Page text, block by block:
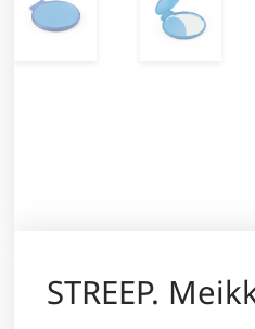
STREEP.